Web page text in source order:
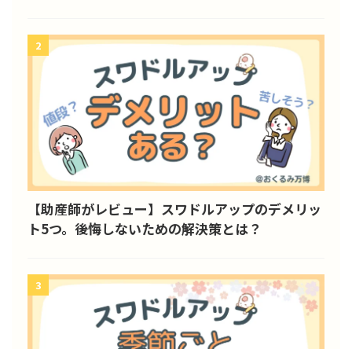
2
【助産師がレビュー】スワドルアップのデメリッ
ト5つ。後悔しないための解決策とは？
3